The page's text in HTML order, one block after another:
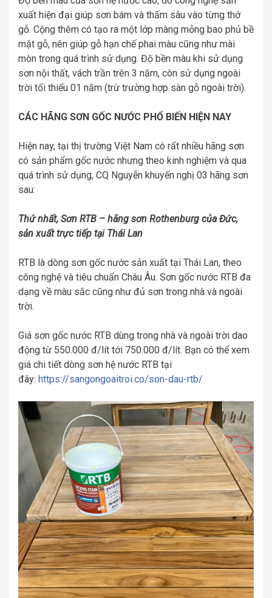
xuất hiện đại giúp sơn bám và thấm sâu vào từng thớ
gỗ. Cộng thêm có tạo ra một lớp màng mỏng bao phủ bề
mặt gỗ, nên giúp gỗ hạn chế phai màu cũng như mài
mòn trong quá trình sử dụng. Độ bền màu khi sử dụng
sơn nội thất, vách trần trên 3 năm, còn sử dụng ngoài
trời tối thiểu 01 năm (trừ trường hợp sàn gỗ ngoài trời).
CÁC HÃNG SƠN GỐC NƯỚC PHỔ BIẾN HIỆN NAY
Hiện nay, tại thị trường Việt Nam có rất nhiều hãng sơn
có sản phẩm gốc nước nhưng theo kinh nghiệm và qua
quá trình sử dụng, CQ Nguyễn khuyến nghị 03 hãng sơn
sau:
Thứ nhất, Sơn RTB – hãng sơn Rothenburg của Đức,
sản xuất trực tiếp tại Thái Lan
RTB là dòng sơn gốc nước sản xuất tại Thái Lan, theo
công nghệ và tiêu chuẩn Châu Âu. Sơn gốc nước RTB đa
dạng về màu sắc cũng như đủ sơn trong nhà và ngoài
trời.
Giá sơn gốc nước RTB dùng trong nhà và ngoài trời dao
động từ 550.000 đ/lít tới 750.000 đ/lít. Bạn có thể xem
giá chi tiết dòng sơn hệ nước RTB tại
đây: https://sangongoaitroi.co/son-dau-rtb/